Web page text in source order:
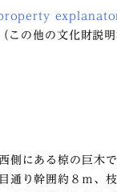
（この他の文化財説
側にある椋の巨木
通り幹囲約８ｍ、